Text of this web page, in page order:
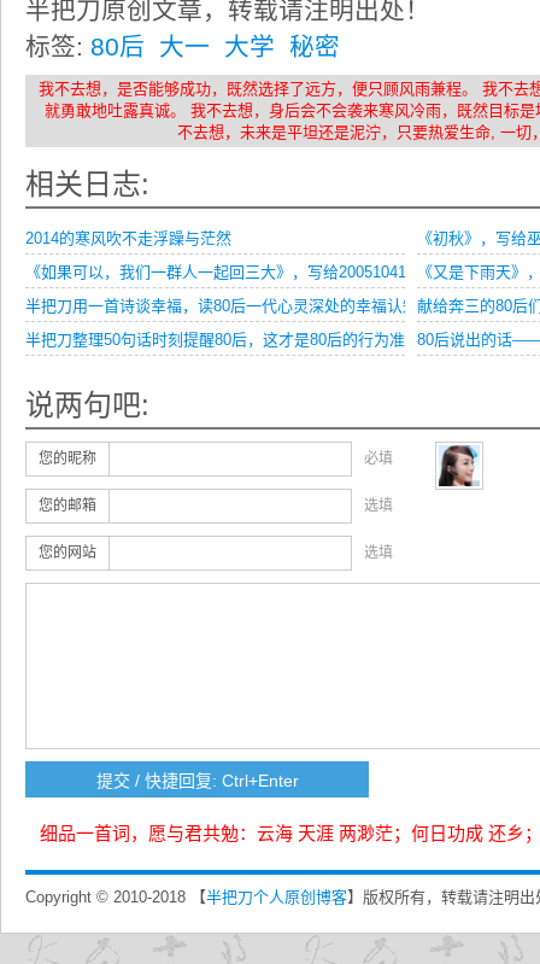
半把刀原创文章，转载请注明出处！
标签: 80后 大一 大学 秘密
我不去想，是否能够成功，既然选择了远方，便只顾风雨兼程。 我不去
就勇敢地吐露真诚。 我不去想，身后会不会袭来寒风冷雨，既然目标
不去想，未来是平坦还是泥泞，只要热爱生命, 一切
相关日志:
2014的寒风吹不走浮躁与茫然
《初秋》，写给
《如果可以，我们一群人一起回三大》，写给20051041班的同学们
《又是下雨天》
半把刀用一首诗谈幸福，读80后一代心灵深处的幸福认知！献给奔三的80后
半把刀整理50句话时刻提醒80后，这才是80后的行为准则80后说出的话——
说两句吧:
您的昵称 必填
您的邮箱 选填
您的网站 选填
细品一首词，愿与君共勉：云海 天涯 两渺茫；何日功成 还乡
Copyright © 2010-2018 【半把刀个人原创博客】版权所有，转载请注明出